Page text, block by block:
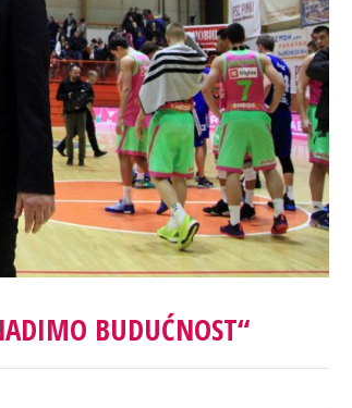
BUDUĆNOST“